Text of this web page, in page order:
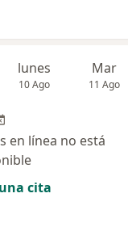
lunes
10 Ago
Mar
11 Ago
en línea no está
cita